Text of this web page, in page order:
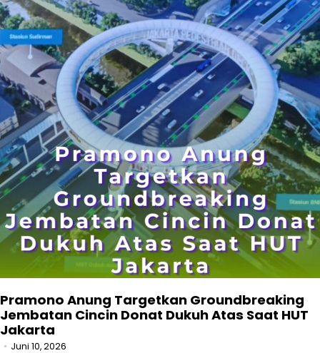
Pramono Anung Targetkan Groundbreaking
Jembatan Cincin Donat Dukuh Atas Saat HUT
Jakarta
Juni 10, 2026